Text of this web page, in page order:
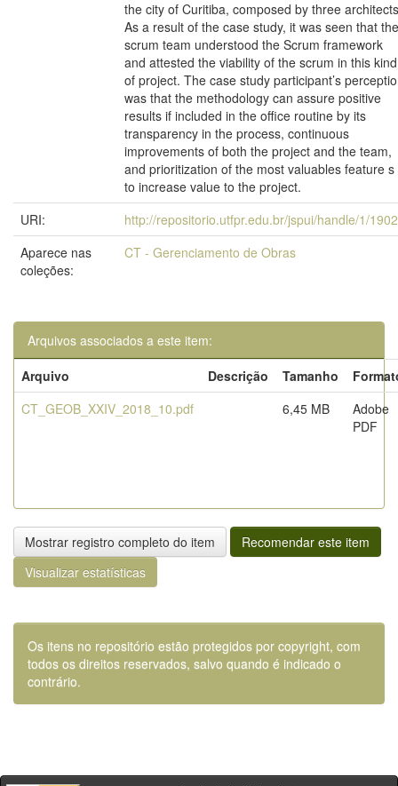
the city of Curitiba, composed by three
As a result of the case study, it was seen that the
scrum team understood the Scrum framework
and attested the viability of the scrum in this kind
of project. The case study participant’s
was that the methodology can assure positive
results if included in the office routine by its
transparency in the process, continuous
improvements of both the project and the team,
and prioritization of the most valuables feature s
to increase value to the project.
URI:
http://repositorio.utfpr.edu.br/jspui/handle/1/
Aparece nas
coleções:
CT - Gerenciamento de Obras
Arquivos associados a este item:
Arquivo
Descrição Tamanho
CT_GEOB_XXIV_2018_10.pdf
6,45 MB
Adobe
PDF
Mostrar registro completo do item
Recomendar este item
Visualizar estatísticas
Os itens no repositório estão protegidos por copyright, com
todos os direitos reservados, salvo quando é indicado o
contrário.